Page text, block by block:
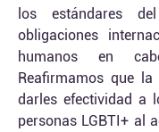
los estándares
obligaciones
humanos en
Reafirmamos que
darles efectividad a
personas LGBTI+ al